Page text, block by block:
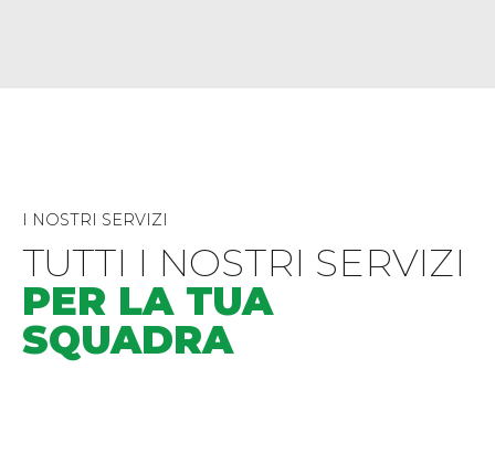
I NOSTRI SERVIZI
TUTTI I NOSTRI SERVIZI
PER LA TUA
SQUADRA